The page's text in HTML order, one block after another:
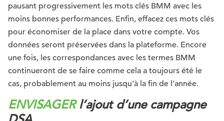
pausant progressivement les mots clés BMM avec les
moins bonnes performances. Enfin, effacez ces mots clés
pour économiser de la place dans votre compte. Vos
données seront préservées dans la plateforme. Encore
une fois, les correspondances avec les termes BMM
continueront de se faire comme cela a toujours été le
cas, probablement au moins jusqu’à la fin de l’année.
ENVISAGERl’ajout d’une campagne